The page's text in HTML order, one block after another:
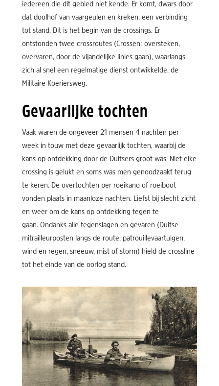
iedereen die dit gebied niet kende. Er komt, dwars door
dat doolhof van vaargeulen en kreken, een verbinding
tot stand. Dit is het begin van de crossings. Er
ontstonden twee crossroutes (Crossen: oversteken,
overvaren, door de vijandelijke linies gaan), waarlangs
zich al snel een regelmatige dienst ontwikkelde, de
Militaire Koeriersweg.
Gevaarlijke tochten
Vaak waren de ongeveer 21 mensen 4 nachten per
week in touw met deze gevaarlijk tochten, waarbij de
kans op ontdekking door de Duitsers groot was. Niet elke
crossing is gelukt en soms was men genoodzaakt terug
te keren. De overtochten per roeikano of roeiboot
vonden plaats in maanloze nachten. Liefst bij slecht zicht
en weer om de kans op ontdekking tegen te
gaan. Ondanks alle tegenslagen en gevaren (Duitse
mitrailleurposten langs de route, patrouillevaartuigen,
wind en regen, sneeuw, mist of storm) hield de crossline
tot het einde van de oorlog stand.